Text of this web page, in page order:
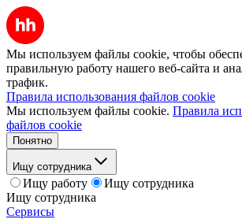
Мы используем файлы cookie, чтобы
правильную работу нашего веб-сайта и
трафик.
Правила использования файлов cookie
Мы используем файлы cookie. Правила
файлов cookie
Понятно
Ищу сотрудника
Ищу работу
Ищу сотрудника
Ищу сотрудника
Сервисы